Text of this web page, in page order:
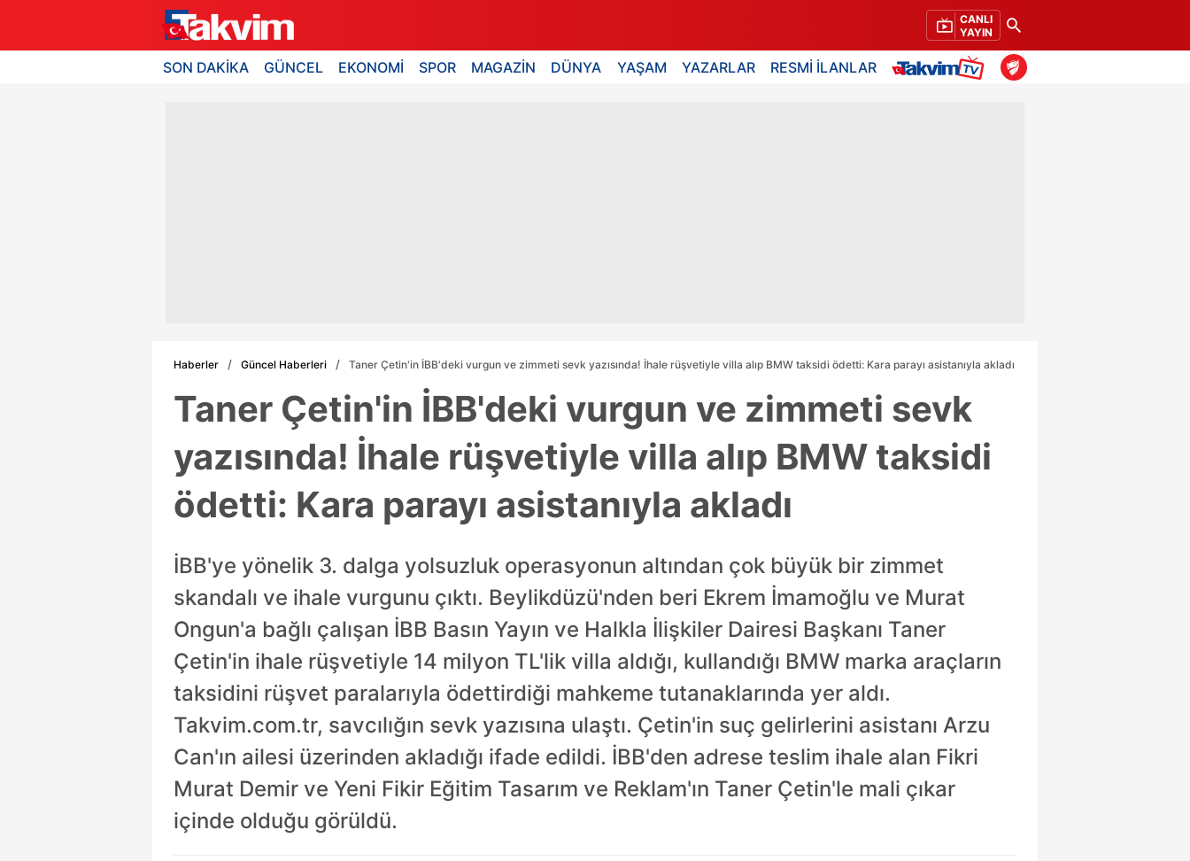
CANLI
YAYIN
SON DAKİKA GÜNCEL EKONOMİ SPOR MAGAZİN DÜNYA YAŞAM YAZARLAR RESMİ İLANLAR
Haberler Güncel Haberleri Taner Çetin'in İBB'deki vurgun ve zimmeti sevk yazısında! İhale rüşvetiyle villa alıp BMW taksidi ödetti: Kara parayı asistanıyla akladı
Taner Çetin'in İBB'deki vurgun ve zimmeti sevk
yazısında! İhale rüşvetiyle villa alıp BMW taksidi
ödetti: Kara parayı asistanıyla akladı
İBB'ye yönelik 3. dalga yolsuzluk operasyonun altından çok büyük bir zimmet
skandalı ve ihale vurgunu çıktı. Beylikdüzü'nden beri Ekrem İmamoğlu ve Murat
Ongun'a bağlı çalışan İBB Basın Yayın ve Halkla İlişkiler Dairesi Başkanı Taner
Çetin'in ihale rüşvetiyle 14 milyon TL'lik villa aldığı, kullandığı BMW marka araçların
taksidini rüşvet paralarıyla ödettirdiği mahkeme tutanaklarında yer aldı.
Takvim.com.tr, savcılığın sevk yazısına ulaştı. Çetin'in suç gelirlerini asistanı Arzu
Can'ın ailesi üzerinden akladığı ifade edildi. İBB'den adrese teslim ihale alan Fikri
Murat Demir ve Yeni Fikir Eğitim Tasarım ve Reklam'ın Taner Çetin'le mali çıkar
içinde olduğu görüldü.